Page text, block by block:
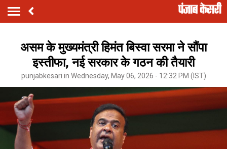
असम के मुख्यमंत्री हिमंत बिस्वा सरमा ने सौंपा
इस्तीफा, नई सरकार के गठन की तैयारी
punjabkesari.in Wednesday, May 06, 2026 - 12:32 PM (IST)